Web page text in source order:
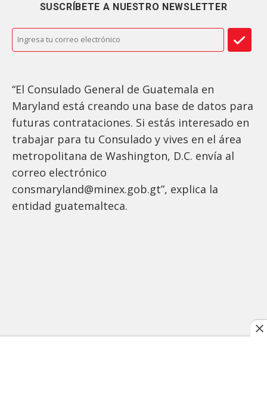
SUSCRÍBETE A NUESTRO NEWSLETTER
“El Consulado General de Guatemala en
Maryland está creando una base de datos para
futuras contrataciones. Si estás interesado en
trabajar para tu Consulado y vives en el área
metropolitana de Washington, D.C. envía al
correo electrónico
consmaryland@minex.gob.gt”, explica la
entidad guatemalteca.